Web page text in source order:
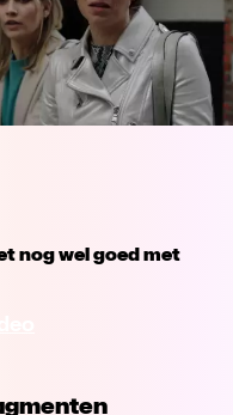
nog wel goed met